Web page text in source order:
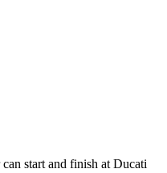
start and finish at Ducati